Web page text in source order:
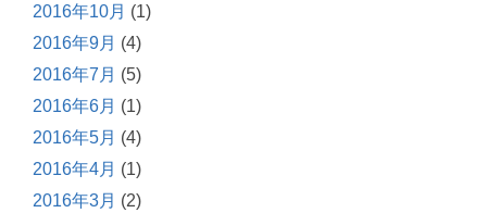
2016年10月 (1)
2016年9月 (4)
2016年7月 (5)
2016年6月 (1)
2016年5月 (4)
2016年4月 (1)
2016年3月 (2)